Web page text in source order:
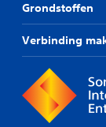
Grondstoffen
Verbinding